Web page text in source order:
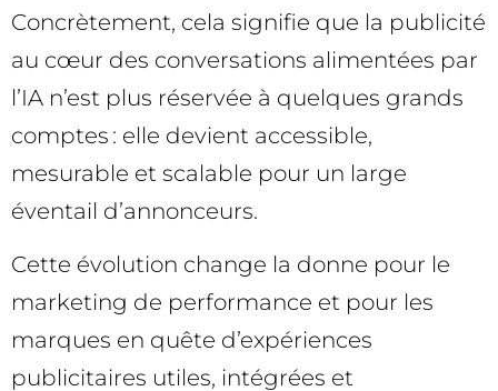
Concrètement, cela signifie que la publicité
au cœur des conversations alimentées par
l’IA n’est plus réservée à quelques grands
comptes : elle devient accessible,
mesurable et scalable pour un large
éventail d’annonceurs.
Cette évolution change la donne pour le
marketing de performance et pour les
marques en quête d’expériences
publicitaires utiles, intégrées et